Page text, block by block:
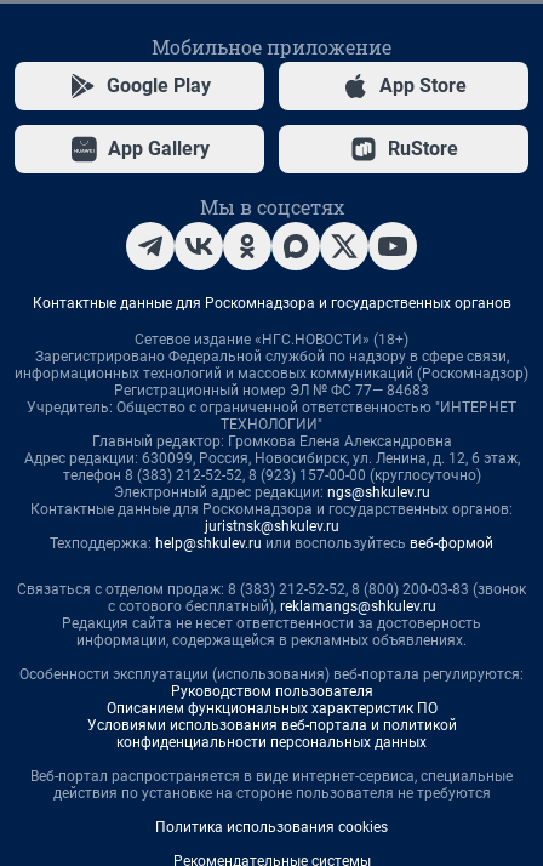
Мобильное приложение
Google Play App Store
App Gallery RuStore
Мы в соцсетях
Контактные данные для Роскомнадзора и государственных органов
Сетевое издание «НГС.НОВОСТИ» (18+)
Зарегистрировано Федеральной службой по надзору в сфере связи,
информационных технологий и массовых коммуникаций (Роскомнадзор)
Регистрационный номер ЭЛ № ФС 77— 84683
Учредитель: Общество с ограниченной ответственностью "ИНТЕРНЕТ
ТЕХНОЛОГИИ"
Главный редактор: Громкова Елена Александровна
Адрес редакции: 630099, Россия, Новосибирск, ул. Ленина, д. 12, 6 этаж,
телефон 8 (383) 212-52-52, 8 (923) 157-00-00 (круглосуточно)
Электронный адрес редакции: ngs@shkulev.ru
Контактные данные для Роскомнадзора и государственных органов:
juristnsk@shkulev.ru
Техподдержка: help@shkulev.ru или воспользуйтесь веб-формой
Связаться с отделом продаж: 8 (383) 212-52-52, 8 (800) 200-03-83 (звонок
с сотового бесплатный), reklamangs@shkulev.ru
Редакция сайта не несет ответственности за достоверность
информации, содержащейся в рекламных объявлениях.
Особенности эксплуатации (использования) веб-портала регулируются:
Руководством пользователя
Описанием функциональных характеристик ПО
Условиями использования веб-портала и политикой
конфиденциальности персональных данных
Веб-портал распространяется в виде интернет-сервиса, специальные
действия по установке на стороне пользователя не требуются
Политика использования cookies
Рекомендательные системы